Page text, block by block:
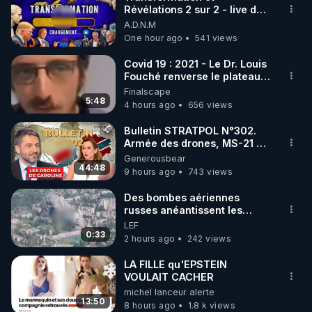
🌱 INSTAGRAM
https://www.instagram.com/rdlr_thierrycasasnovas/
http://rgnr.li/instagram
🌱 LA NEWSLETTER
Pour ne pas rater l’actualité RGNR (stages,
http://rgnr.li/news
🌱 VIDÉOS NON CENSURÉES SUR ODYSEE
Toutes les vidéos Youtube sont aussi sur la
http://rgnr.li/odysee
🌱 LES STAGES EN PRÉSENTIEL
http://rgnr.li/stages
Révélations 2 sur 2 - live du
07/08/26
A.D.N.M
One hour ago
541 views
5:48
Covid 19 : 2021 - Le Dr. Louis
Fouché renverse le plateau
de CNews !
Finalscape
4 hours ago
656 views
44:48
Bulletin STRATPOL N°302.
Armée des drones, MS-21 en
série, missiles coréens.
07.08.2026.
Generousbear
9 hours ago
743 views
0:33
Des bombes aériennes
russes anéantissent les
centres de contrôle de
drones de 3 brigades
ukrainienne
LEF
2 hours ago
242 views
13:50
LA FILLE qu'EPSTEIN
VOULAIT CACHER
michel lanceur alerte
8 hours ago
1.8 k views